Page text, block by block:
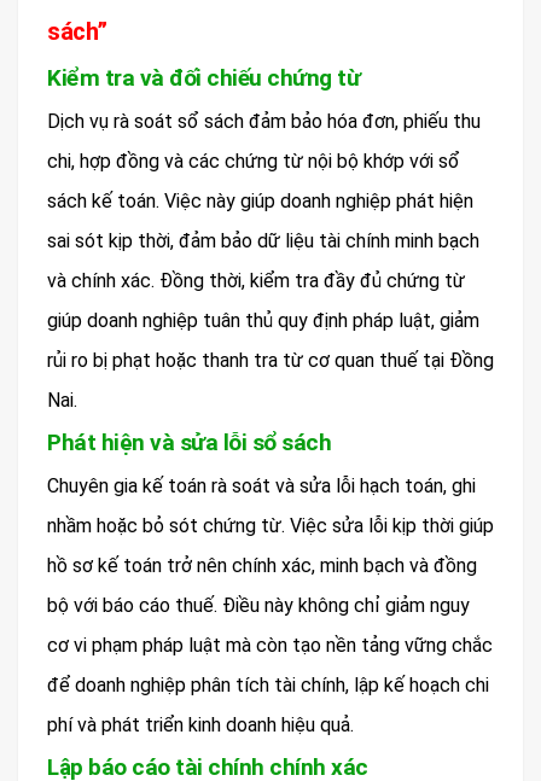
sách”
Kiểm tra và đối chiếu chứng từ
Dịch vụ rà soát sổ sách đảm bảo hóa đơn, phiếu thu
chi, hợp đồng và các chứng từ nội bộ khớp với sổ
sách kế toán. Việc này giúp doanh nghiệp phát hiện
sai sót kịp thời, đảm bảo dữ liệu tài chính minh bạch
và chính xác. Đồng thời, kiểm tra đầy đủ chứng từ
giúp doanh nghiệp tuân thủ quy định pháp luật, giảm
rủi ro bị phạt hoặc thanh tra từ cơ quan thuế tại Đồng
Nai.
Phát hiện và sửa lỗi sổ sách
Chuyên gia kế toán rà soát và sửa lỗi hạch toán, ghi
nhầm hoặc bỏ sót chứng từ. Việc sửa lỗi kịp thời giúp
hồ sơ kế toán trở nên chính xác, minh bạch và đồng
bộ với báo cáo thuế. Điều này không chỉ giảm nguy
cơ vi phạm pháp luật mà còn tạo nền tảng vững chắc
để doanh nghiệp phân tích tài chính, lập kế hoạch chi
phí và phát triển kinh doanh hiệu quả.
Lập báo cáo tài chính chính xác